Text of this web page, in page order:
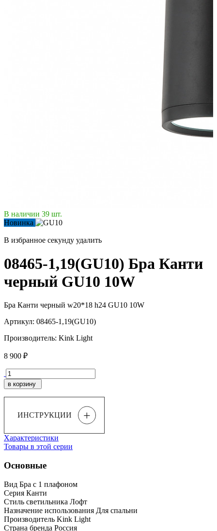
В наличии 39 шт.
Новинка
В избранное секунду удалить
08465-1,19(GU10) Бра Канти
черный GU10 10W
Бра Канти черный w20*18 h24 GU10 10W
Артикул: 08465-1,19(GU10)
Производитель: Kink Light
8 900 ₽
в корзину
ИНСТРУКЦИИ +
Характеристики
Товары в этой серии
Основные
Вид Бра с 1 плафоном
Серия Канти
Стиль светильника Лофт
Назначение использования Для спальни
Производитель Kink Light
Страна бренда Россия